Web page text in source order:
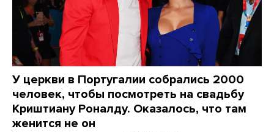
У церкви в Португалии собрались 2000
человек, чтобы посмотреть на свадьбу
Криштиану Роналду. Оказалось, что там
женится не он